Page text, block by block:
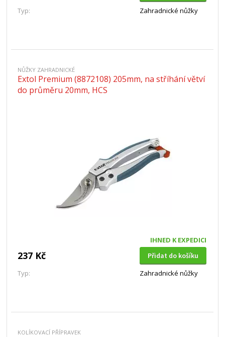
Typ:
Zahradnické nůžky
NŮŽKY ZAHRADNICKÉ
Extol Premium (8872108) 205mm, na stříhání větví
do průměru 20mm, HCS
IHNED K EXPEDICI
237 Kč
Přidat do košíku
Typ:
Zahradnické nůžky
KOLÍKOVACÍ PŘÍPRAVEK